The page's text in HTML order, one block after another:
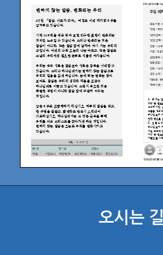
오시는 길